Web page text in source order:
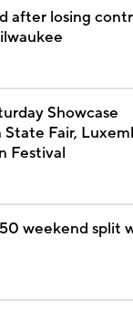
after losing
Showcase
State Fair,
Festival
weekend split